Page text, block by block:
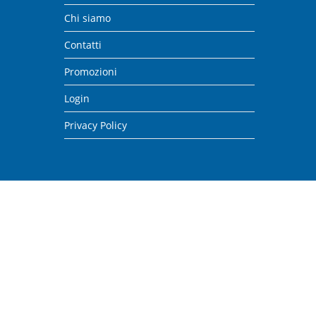
Chi siamo
Contatti
Promozioni
Login
Privacy Policy